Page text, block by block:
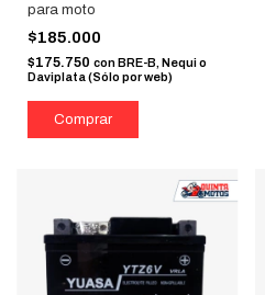
para moto
$185.000
$175.750 conBRE-B, Nequi o
Daviplata (Sólo por web)